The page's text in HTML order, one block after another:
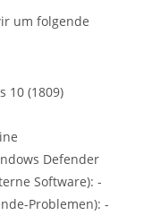
um folgende
10 (1809)
Defender
Software): -
Problemen): -